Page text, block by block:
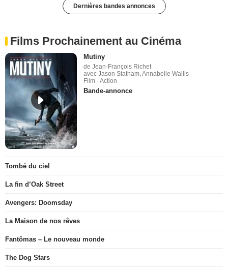
Dernières bandes annonces
Films Prochainement au Cinéma
Mutiny
de Jean-François Richet
avec Jason Statham, Annabelle Wallis
Film - Action
Bande-annonce
Tombé du ciel
La fin d’Oak Street
Avengers: Doomsday
La Maison de nos rêves
Fantômas – Le nouveau monde
The Dog Stars